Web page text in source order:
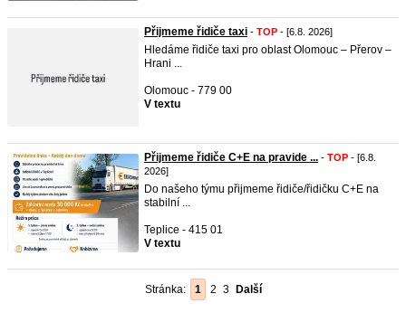
Přijmeme řidiče taxi - TOP - [6.8. 2026]
Hledáme řidiče taxi pro oblast Olomouc – Přerov –
Hrani ...
Olomouc - 779 00
V textu
Přijmeme řidiče C+E na pravide ... - TOP - [6.8.
2026]
Do našeho týmu přijmeme řidiče/řidičku C+E na
stabilní ...
Teplice - 415 01
V textu
Stránka: 1 2 3 Další